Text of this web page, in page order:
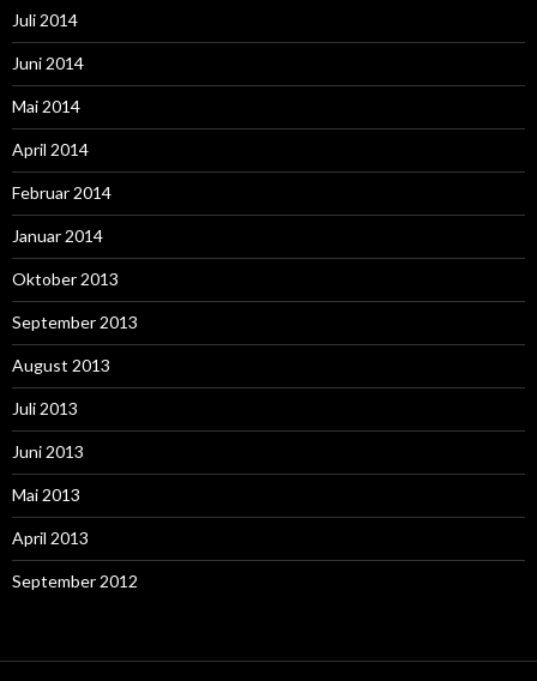
Juli 2014
Juni 2014
Mai 2014
April 2014
Februar 2014
Januar 2014
Oktober 2013
September 2013
August 2013
Juli 2013
Juni 2013
Mai 2013
April 2013
September 2012